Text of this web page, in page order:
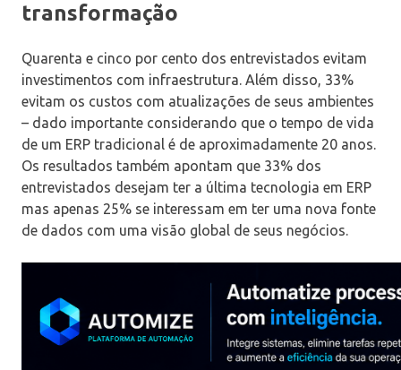
transformação
Quarenta e cinco por cento dos entrevistados evitam
investimentos com infraestrutura. Além disso, 33%
evitam os custos com atualizações de seus ambientes
– dado importante considerando que o tempo de vida
de um ERP tradicional é de aproximadamente 20 anos.
Os resultados também apontam que 33% dos
entrevistados desejam ter a última tecnologia em ERP
mas apenas 25% se interessam em ter uma nova fonte
de dados com uma visão global de seus negócios.